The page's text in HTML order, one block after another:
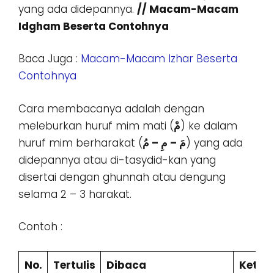
yang ada didepannya. // Macam-Macam
Idgham Beserta Contohnya
Baca Juga : Macam-Macam Izhar Beserta
Contohnya
Cara membacanya adalah dengan
meleburkan huruf mim mati (مْ) ke dalam
huruf mim berharakat (مَ – مِ – مُ) yang ada
didepannya atau di-tasydid-kan yang
disertai dengan ghunnah atau dengung
selama 2 – 3 harakat.
Contoh :
No. Tertulis Dibaca